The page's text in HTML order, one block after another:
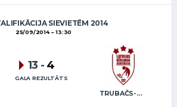
SIEVIETĒM 2014
25/09/2014 13:30
TRUBAČS-BOGINSKA
13 - 4
GALA REZULTĀTS